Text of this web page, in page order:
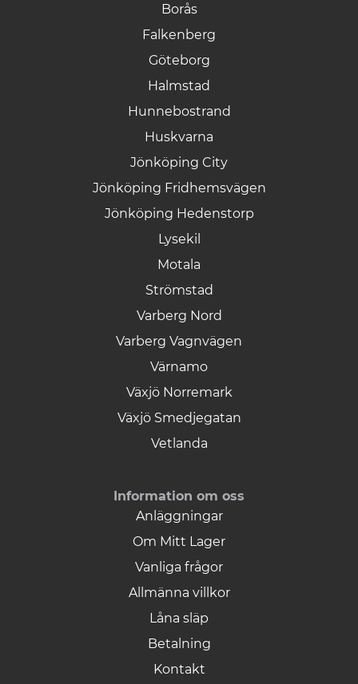
Borås
Falkenberg
Göteborg
Halmstad
Hunnebostrand
Huskvarna
Jönköping City
Jönköping Fridhemsvägen
Jönköping Hedenstorp
Lysekil
Motala
Strömstad
Varberg Nord
Varberg Vagnvägen
Värnamo
Växjö Norremark
Växjö Smedjegatan
Vetlanda
Information om oss
Anläggningar
Om Mitt Lager
Vanliga frågor
Allmänna villkor
Låna släp
Betalning
Kontakt